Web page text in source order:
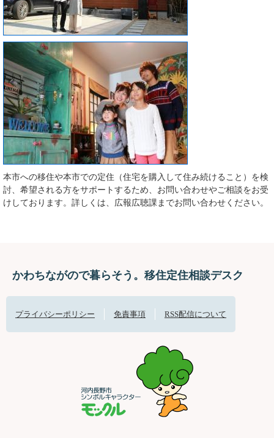
本市への移住や本市での定住（住宅を購入して住み続けること）を検
討、希望される方をサポートするため、お問い合わせやご相談をお受
けしております。詳しくは、広報広聴課までお問い合わせください。
かわちながので暮らそう。移住定住相談デスク
プライバシーポリシー 免責事項 RSS配信について